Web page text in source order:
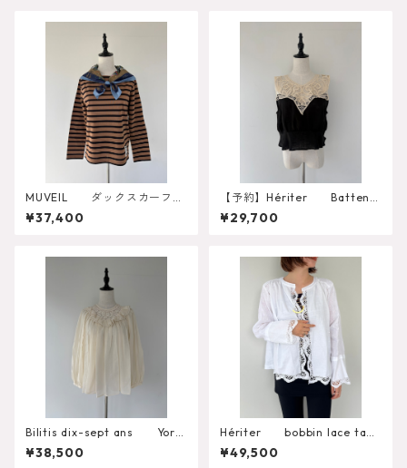
MUVEIL ダックスカーフP
O MA263UTS001
¥37,400
【予約】Hériter Batten C
ollar Parts Gilet H0-00
-3074
¥29,700
Bilitis dix-sept ans York
Lace Blouse 2911-960
¥38,500
Hériter bobbin lace tabl
ecloth blouse H0-00-3
099
¥49,500